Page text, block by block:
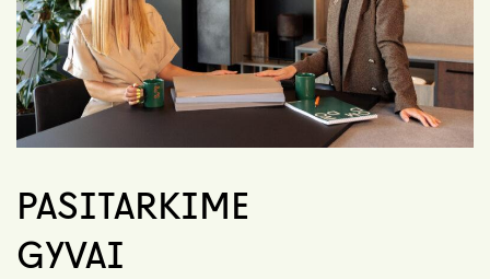
PASITARKIME
GYVAI